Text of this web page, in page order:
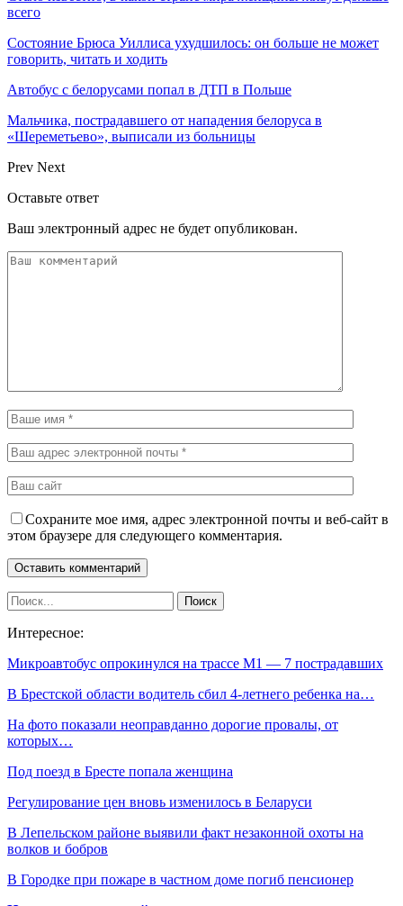
всего
Состояние Брюса Уиллиса ухудшилось: он больше не может
говорить, читать и ходить
Автобус с белорусами попал в ДТП в Польше
Мальчика, пострадавшего от нападения белоруса в
«Шереметьево», выписали из больницы
Prev Next
Оставьте ответ
Ваш электронный адрес не будет опубликован.
Сохраните мое имя, адрес электронной почты и веб-сайт в
этом браузере для следующего комментария.
Интересное:
Микроавтобус опрокинулся на трассе М1 — 7 пострадавших
В Брестской области водитель сбил 4-летнего ребенка на…
На фото показали неоправданно дорогие провалы, от
которых…
Под поезд в Бресте попала женщина
Регулирование цен вновь изменилось в Беларуси
В Лепельском районе выявили факт незаконной охоты на
волков и бобров
В Городке при пожаре в частном доме погиб пенсионер